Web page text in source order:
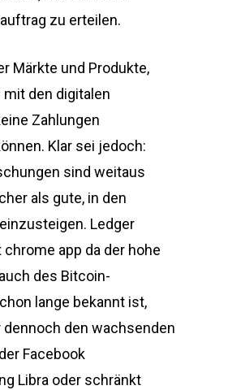
zu erteilen.
Märkte und Produkte,
mit den digitalen
Zahlungen
Klar sei jedoch:
sind weitaus
als gute, in den
Ledger
app da der hohe
des Bitcoin-
lange bekannt ist,
den wachsenden
Facebook
Libra oder schränkt